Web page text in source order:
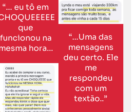
“… eu tô em
que
funcionou na
hora…
“…Uma das
mensagens
deu certo. Ele
me
respondeu
com um
textão..”